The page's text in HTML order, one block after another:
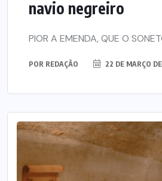
navio negreiro
PIOR A EMENDA, QUE O
POR REDAÇÃO 22 DE MARÇO